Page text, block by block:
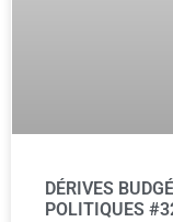
DÉRIVES
POLITIQUES